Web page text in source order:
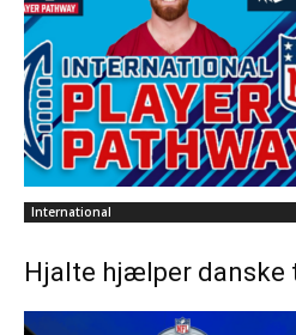
International
Hjalte hjælper danske